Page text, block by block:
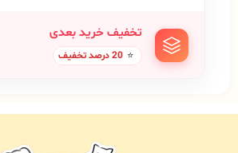
تخفیف خرید بعدی
⭐ 20 درصد تخفیف